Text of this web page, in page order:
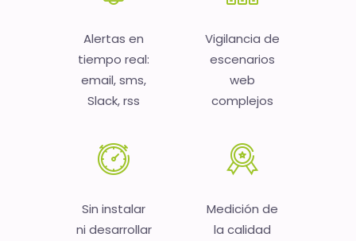
Alertas en
tiempo real:
email, sms,
Slack, rss
Vigilancia de
escenarios
web
complejos
Sin instalar
ni desarrollar
Medición de
la calidad